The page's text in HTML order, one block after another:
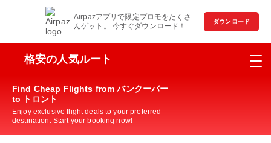
Airpazアプリで限定プロモをたくさ
んゲット。 今すぐダウンロード！
ダウンロード
格安の人気ルート
Find Cheap Flights from バンクーバー
to トロント
Enjoy exclusive flight deals to your preferred
destination. Start your booking now!